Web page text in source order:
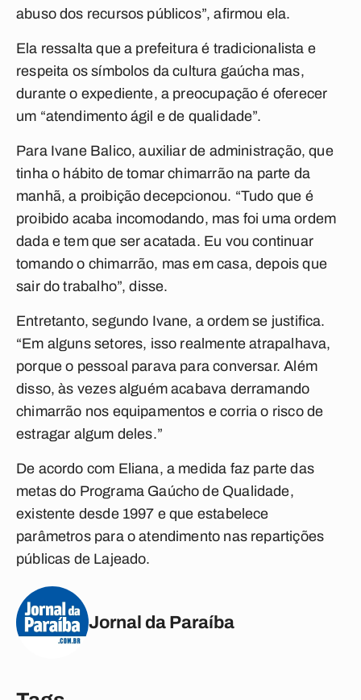
abuso dos recursos públicos”, afirmou ela.
Ela ressalta que a prefeitura é tradicionalista e
respeita os símbolos da cultura gaúcha mas,
durante o expediente, a preocupação é oferecer
um “atendimento ágil e de qualidade”.
Para Ivane Balico, auxiliar de administração, que
tinha o hábito de tomar chimarrão na parte da
manhã, a proibição decepcionou. “Tudo que é
proibido acaba incomodando, mas foi uma ordem
dada e tem que ser acatada. Eu vou continuar
tomando o chimarrão, mas em casa, depois que
sair do trabalho”, disse.
Entretanto, segundo Ivane, a ordem se justifica.
“Em alguns setores, isso realmente atrapalhava,
porque o pessoal parava para conversar. Além
disso, às vezes alguém acabava derramando
chimarrão nos equipamentos e corria o risco de
estragar algum deles.”
De acordo com Eliana, a medida faz parte das
metas do Programa Gaúcho de Qualidade,
existente desde 1997 e que estabelece
parâmetros para o atendimento nas repartições
públicas de Lajeado.
Jornal da Paraíba